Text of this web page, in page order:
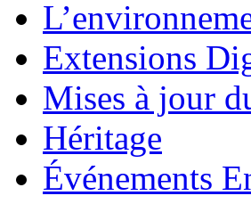
Extensions
Mises à jour
Héritage
Événements